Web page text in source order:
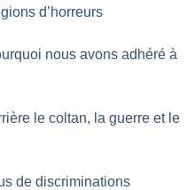
d’horreurs
nous avons adhéré à
le coltan, la guerre et le
de discriminations